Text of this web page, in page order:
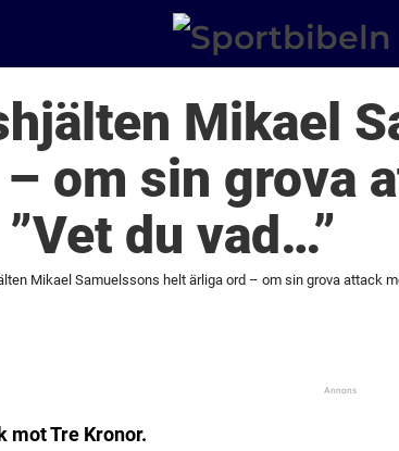
Mikael
om sin grova
du vad…”
Mikael Samuelssons helt ärliga ord – om sin grova attack
mot Tre Kronor.